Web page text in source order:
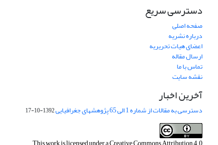
دسترسی سریع
صفحه اصلی
درباره نشریه
اعضای هیات تحریریه
ارسال مقاله
تماس با ما
نقشه سایت
آخرین اخبار
دسترسی به مقالات از شماره 1 الی 65 پژوهشهای جغرافیایی 1392-10-17